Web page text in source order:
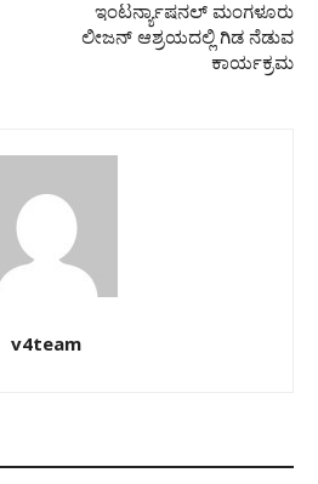
ಇಂಟರ್ನ್ಯಾಷನಲ್ ಮಂಗಳೂರು
ಲೀಜನ್ ಆಶ್ರಯದಲ್ಲಿ ಗಿಡ ನೆಡುವ
ಕಾರ್ಯಕ್ರಮ
v4team